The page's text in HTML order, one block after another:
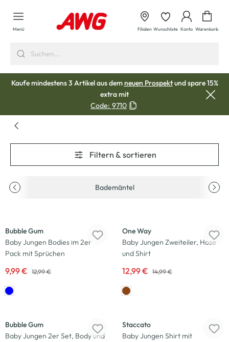
springen
Menü Filialen Wunschliste Konto Warenkorb
Kaufe mindestens 3 Artikel aus demneuen Prospektund spare 15%
extra mit
Code: 9710
Filtern & sortieren
Bademäntel
Bubble Gum
Baby Jungen Bodies im 2er
Pack mit Sprüchen
9,99 € 12,99 €
One Way
Baby Jungen Zweiteiler, Hose
und Shirt
12,99 € 14,99 €
Bubble Gum
Baby Jungen 2er Set, Body und
Staccato
Baby Jungen Shirt mit